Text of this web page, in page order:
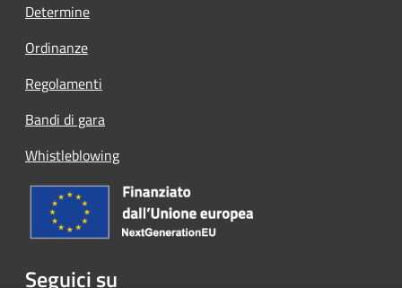
Determine
Ordinanze
Regolamenti
Bandi di gara
Whistleblowing
Seguici su